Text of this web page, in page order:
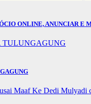
ONLINE, ANUNCIAR E